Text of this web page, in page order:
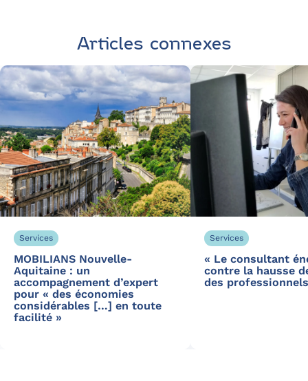
Articles connexes
Services
MOBILIANS Nouvelle-
Aquitaine : un
accompagnement d’expert
pour « des économies
considérables […] en toute
facilité »
Services
« Le consultant
contre la hausse
des